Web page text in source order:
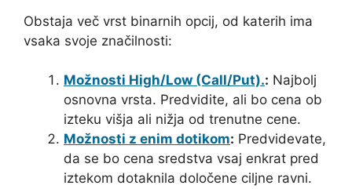
Obstaja več vrst binarnih opcij, od katerih ima
vsaka svoje značilnosti:
Možnosti High/Low (Call/Put).: Najbolj
osnovna vrsta. Predvidite, ali bo cena ob
izteku višja ali nižja od trenutne cene.
Možnosti z enim dotikom: Predvidevate,
da se bo cena sredstva vsaj enkrat pred
iztekom dotaknila določene ciljne ravni.